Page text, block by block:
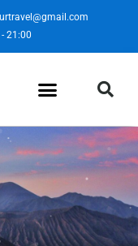
21:00